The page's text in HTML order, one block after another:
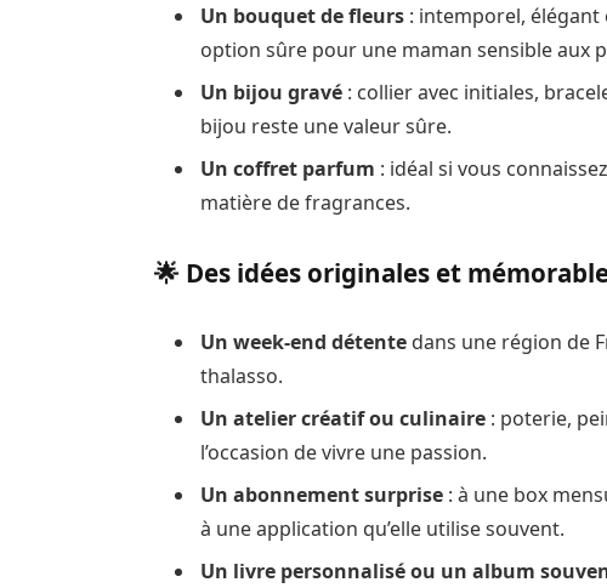
Un bouquet de fleurs : intemporel, élégant
option sûre pour une maman sensible aux
Un bijou gravé : collier avec initiales,
bijou reste une valeur sûre.
Un coffret parfum : idéal si vous
matière de fragrances.
🌟 Des idées originales et
Un week-end détente dans une région de
thalasso.
Un atelier créatif ou culinaire : poterie,
l’occasion de vivre une passion.
Un abonnement surprise : à une box
à une application qu’elle utilise souvent.
Un livre personnalisé ou un album